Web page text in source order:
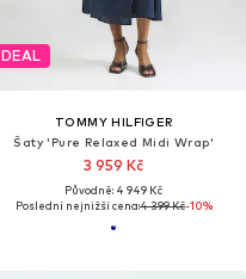
DEAL
TOMMY HILFIGER
Šaty 'Pure Relaxed Midi Wrap'
3 959 Kč
Původně: 4 949 Kč
Poslední nejnižší cena:4 399 Kč-10%